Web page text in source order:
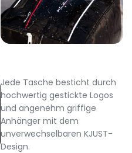
Jede Tasche besticht durch
hochwertig gestickte Logos
und angenehm griffige
Anhänger mit dem
unverwechselbaren KJUST-
Design.